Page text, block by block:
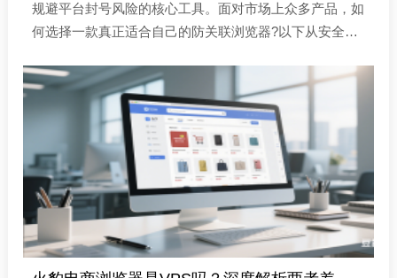
规避平台封号风险的核心工具。面对市场上众多产品，如
何选择一款真正适合自己的防关联浏览器?以下从安全
点，为卖家提供实用指南